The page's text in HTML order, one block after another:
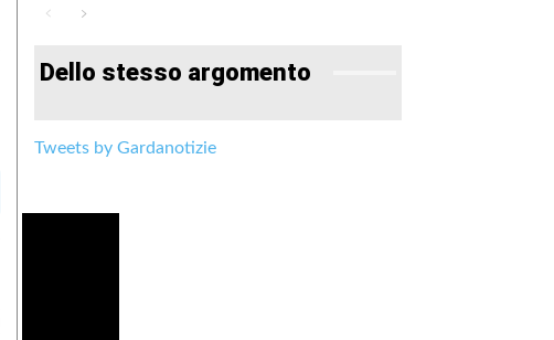
Dello stesso argomento
Tweets by Gardanotizie